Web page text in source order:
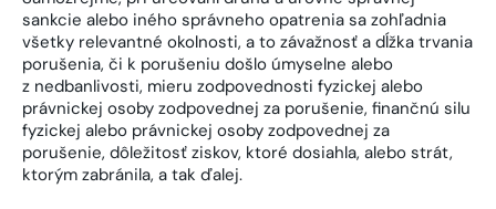
sankcie alebo iného správneho opatrenia sa zohľadnia
všetky relevantné okolnosti, a to závažnosť a dĺžka trvania
porušenia, či k porušeniu došlo úmyselne alebo
z nedbanlivosti, mieru zodpovednosti fyzickej alebo
právnickej osoby zodpovednej za porušenie, finančnú silu
fyzickej alebo právnickej osoby zodpovednej za
porušenie, dôležitosť ziskov, ktoré dosiahla, alebo strát,
ktorým zabránila, a tak ďalej.